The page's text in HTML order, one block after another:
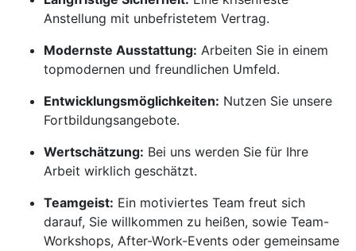
Anstellung mit unbefristetem Vertrag.
Modernste Ausstattung: Arbeiten Sie in einem
topmodernen und freundlichen Umfeld.
Entwicklungsmöglichkeiten: Nutzen Sie unsere
Fortbildungsangebote.
Wertschätzung: Bei uns werden Sie für Ihre
Arbeit wirklich geschätzt.
Teamgeist: Ein motiviertes Team freut sich
darauf, Sie willkommen zu heißen, sowie Team-
Workshops, After-Work-Events oder gemeinsame